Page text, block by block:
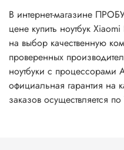
В интернет-магазине
цене купить ноутбук
на выбор качественную
проверенных
ноутбуки с процессорами
официальная гарантия на
заказов осуществляется по